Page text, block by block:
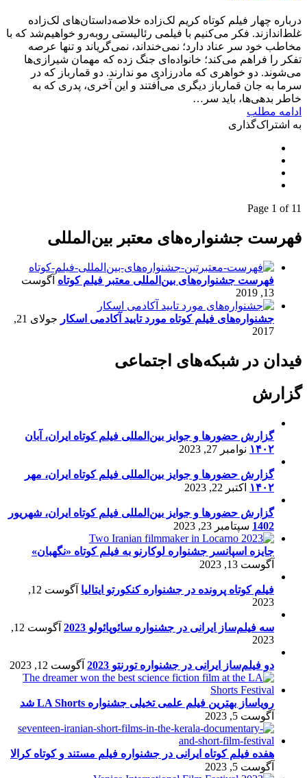
درباره چهار فیلم کوتاه کریم لک‌زاده خلاصه‌داستان‌های لک‌زاده
غلط‌اندازند. فکر می‌کنیم با فیلمی رئالیستی روبه‌رو خواهیم‌شد که با
مخاطب خود سر عناد دارد؛ نمی‌خنداند، نمی‌گریاند و تنها عرصه
تفکر را فراهم می‌کند؛ خانواده‌ای جنگ زده که مهمان شیرازی‌ها
می‌شوند. دو خواهری که مادرزادی مو ندارند. دو قمارباز که در
سرما به جان قمارباز دیگری می‌اُفتند و این آخری، پدری که به
خاطر بدهی‌ها، باید سر…
ادامه مطلب
به اشتراک‌گذاری
Page 1 of 11
فهرست جشنواره‌های معتبر بین‌المللی
فهرست جشنواره‌های بین‌المللی معتبر فیلم کوتاه آگوست
13, 2019
جشنواره‌های فیلم کوتاه مورد تایید آکادمی اسکار
جولای 21,
2017
فیدان در شبکه‌های اجتماعی
گزارش
گزارش حضورها و جوایز بین‌المللی فیلم کوتاه ایران، آبان
۱۴۰۲ نوامبر 27, 2023
گزارش حضورها و جوایز بین‌المللی فیلم کوتاه ایران، مهر
۱۴۰۲ اکتبر 22, 2023
گزارش حضورها و جوایز بین‌المللی فیلم کوتاه ایران، شهریور
1402 سپتامبر 23, 2023
جایزه اسپانسر جشنواره لوکارنو به فیلم کوتاه «نگهبان»
آگوست 13, 2023
فیلم کوتاه پرونده در جشنواره کنکورتو ایتالیا
آگوست 12,
2023
سه فیلم‌ساز ایرانی در جشنواره سائوپائولو 2023
آگوست 12,
2023
دو فیلم‌ساز ایرانی در جشنواره تورنتو 2023 آگوست 12, 2023
رویاساز بهترین فیلم علمی تخیلی جشنواره LA Shorts شد
آگوست 5, 2023
هفده فیلم کوتاه ایرانی در جشنواره فیلم مستند و کوتاه کرالا
آگوست 5, 2023